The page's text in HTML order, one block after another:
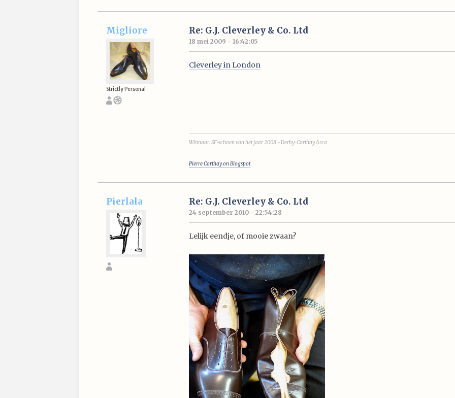
Migliore
Strictly Personal
Re: G.J. Cleverley & Co. Ltd
18 mei 2009 - 16:42:05
Cleverley in London
Winnaar: SF-schoen van het jaar 2008 - Derby: Corthay Arca
Pierre Corthay on Blogspot
Pierlala Re: G.J. Cleverley & Co. Ltd
24 september 2010 - 22:54:28
Lelijk eendje, of mooie zwaan?